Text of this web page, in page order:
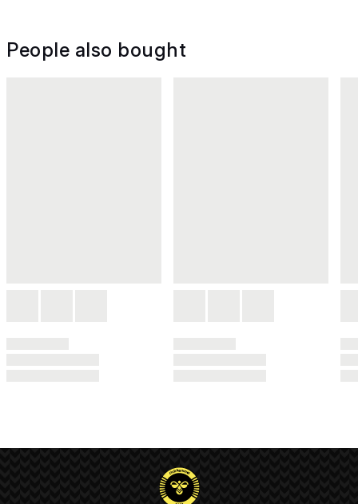
People also bought